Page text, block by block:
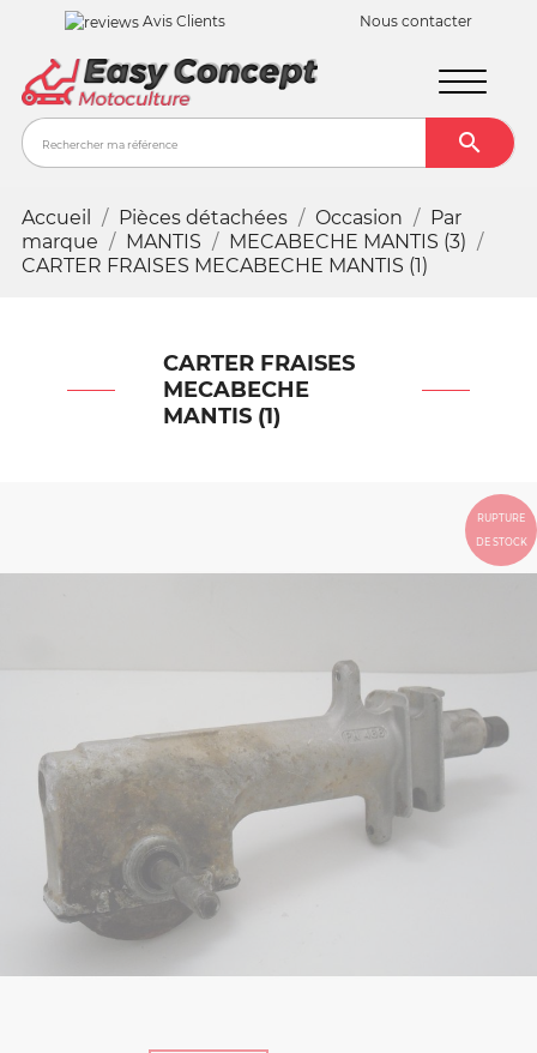
Avis Clients Nous contacter

Accueil Pièces détachées Occasion
Par
marque
MANTIS
MECABECHE MANTIS (3)
CARTER FRAISES MECABECHE MANTIS (1)
CARTER FRAISES
MECABECHE
MANTIS (1)
RUPTURE
DE STOCK